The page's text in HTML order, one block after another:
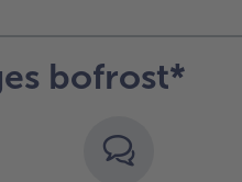
bofrost*